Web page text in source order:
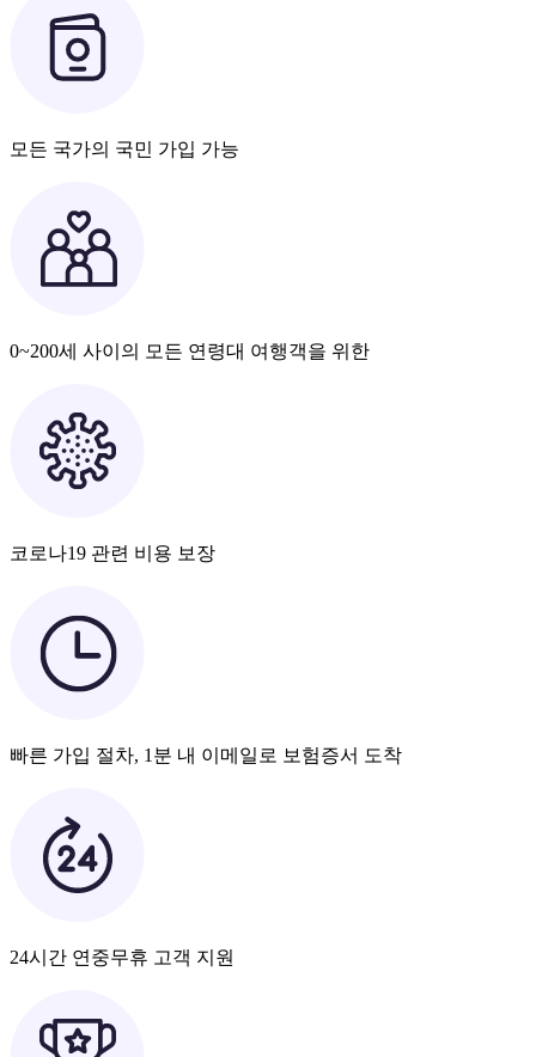
모든 국가의 국민 가입 가능
0~200세 사이의 모든 연령대 여행객을 위한
코로나19 관련 비용 보장
빠른 가입 절차, 1분 내 이메일로 보험증서 도착
24시간 연중무휴 고객 지원